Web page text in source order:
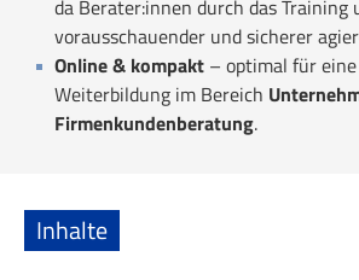
da Berater:innen durch das Training
vorausschauender und sicherer
Online & kompakt – optimal für
Weiterbildung im Bereich
Firmenkundenberatung.
Inhalte